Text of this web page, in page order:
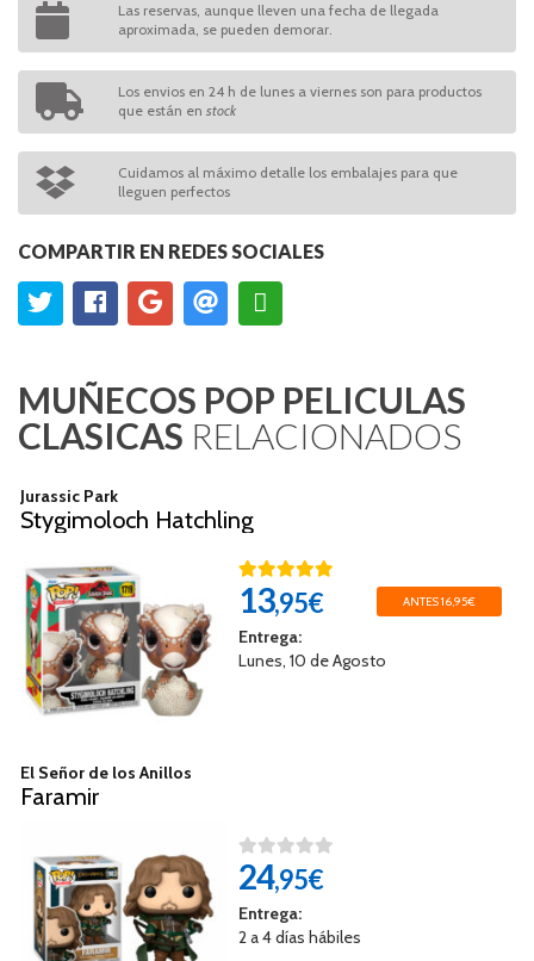
Las reservas, aunque lleven una fecha de llegada
aproximada, se pueden demorar.
Los envios en 24 h de lunes a viernes son para productos
que están en stock
Cuidamos al máximo detalle los embalajes para que
lleguen perfectos
COMPARTIR EN REDES SOCIALES
MUÑECOS POP PELICULAS
CLASICAS RELACIONADOS
Jurassic Park
Stygimoloch Hatchling
13,95€ ANTES 16,95€
Entrega:
Lunes, 10 de Agosto
El Señor de los Anillos
Faramir
24,95€
Entrega:
2 a 4 días hábiles